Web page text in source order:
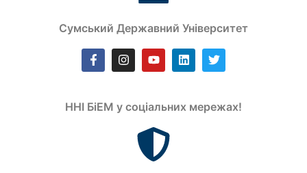
Сумський Державний Університет
ННІ БіЕМ у соціальних мережах!